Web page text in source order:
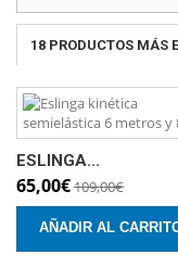
18 PRODUCTOS MÁS
ESLINGA...
65,00€109,00€
AÑADIR AL